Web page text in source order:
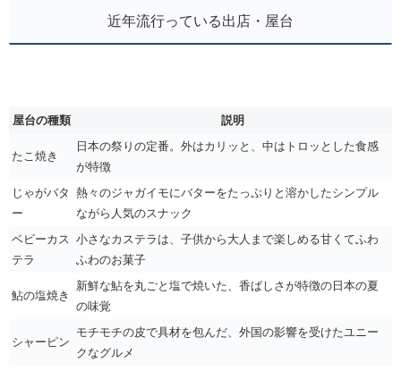
近年流行っている出店・屋台
屋台の種類 説明
たこ焼き
日本の祭りの定番。外はカリッと、中はトロッとした食感
が特徴
じゃがバタ
ー
熱々のジャガイモにバターをたっぷりと溶かしたシンプル
ながら人気のスナック
ベビーカス
テラ
小さなカステラは、子供から大人まで楽しめる甘くてふわ
ふわのお菓子
鮎の塩焼き
新鮮な鮎を丸ごと塩で焼いた、香ばしさが特徴の日本の夏
の味覚
シャーピン
モチモチの皮で具材を包んだ、外国の影響を受けたユニー
クなグルメ